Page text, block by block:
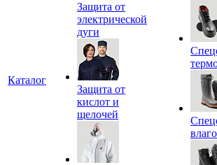
Каталог
Защита от
электрической
дуги
Защита от
кислот и
щелочей